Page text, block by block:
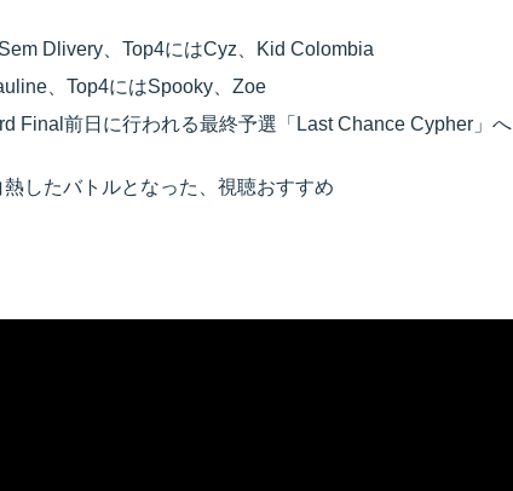
Dlivery、Top4にはCyz、Kid Colombia
、Top4にはSpooky、Zoe
Final前日に行われる最終予選「Last Chance Cypher」へ
したバトルとなった、視聴おすすめ